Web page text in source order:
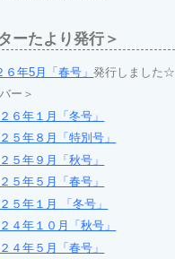
ーたより発行＞
年5月「春号」発行しました☆
ー＞
６年１月「冬号」
５年８月「特別号」
５年９月「秋号」
５年５月「春号」
５年１月 「冬号」
４年１０月「秋号」
４年５月「春号」